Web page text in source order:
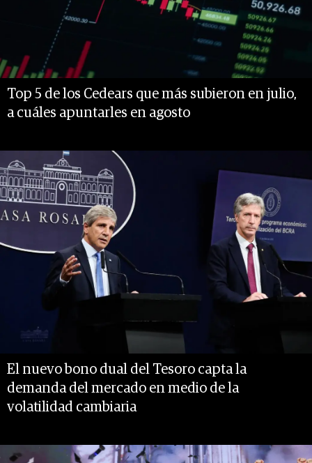
Top 5 de los Cedears que más subieron en julio,
a cuáles apuntarles en agosto
El nuevo bono dual del Tesoro capta la
demanda del mercado en medio de la
volatilidad cambiaria